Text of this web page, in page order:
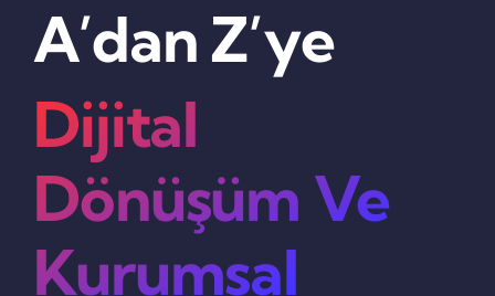
A’dan Z’ye
Dijital
Dönüşüm Ve
Kurumsal